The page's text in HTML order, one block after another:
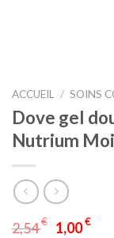
ACCUEIL / SOINS
Dove gel
Nutrium
2,54€ 1,00€